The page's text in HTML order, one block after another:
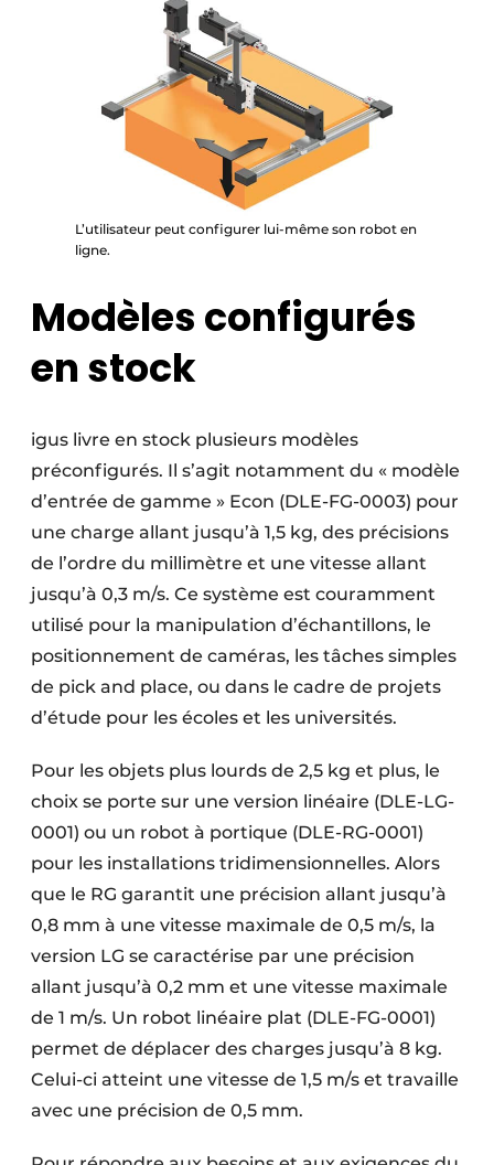
L’utilisateur peut configurer lui-même son robot en
ligne.
Modèles configurés
en stock
igus livre en stock plusieurs modèles
préconfigurés. Il s’agit notamment du « modèle
d’entrée de gamme » Econ (DLE-FG-0003) pour
une charge allant jusqu’à 1,5 kg, des précisions
de l’ordre du millimètre et une vitesse allant
jusqu’à 0,3 m/s. Ce système est couramment
utilisé pour la manipulation d’échantillons, le
positionnement de caméras, les tâches simples
de pick and place, ou dans le cadre de projets
d’étude pour les écoles et les universités.
Pour les objets plus lourds de 2,5 kg et plus, le
choix se porte sur une version linéaire (DLE-LG-
0001) ou un robot à portique (DLE-RG-0001)
pour les installations tridimensionnelles. Alors
que le RG garantit une précision allant jusqu’à
0,8 mm à une vitesse maximale de 0,5 m/s, la
version LG se caractérise par une précision
allant jusqu’à 0,2 mm et une vitesse maximale
de 1 m/s. Un robot linéaire plat (DLE-FG-0001)
permet de déplacer des charges jusqu’à 8 kg.
Celui-ci atteint une vitesse de 1,5 m/s et travaille
avec une précision de 0,5 mm.